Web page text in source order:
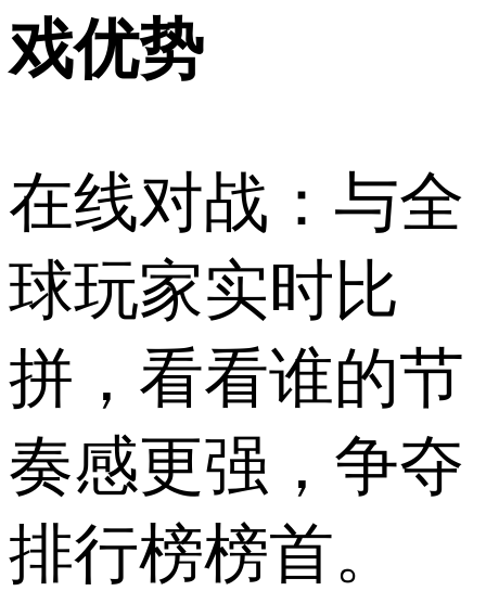
戏优势
在线对战：与全
球玩家实时比
拼，看看谁的节
奏感更强，争夺
排行榜榜首。